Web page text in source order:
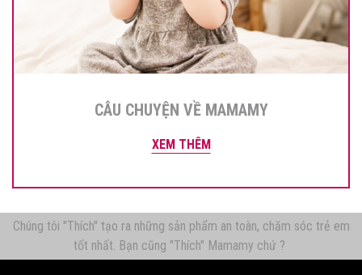
CÂU CHUYỆN VỀ MAMAMY
XEM THÊM
Chúng tôi "Thích" tạo ra những sản phẩm an toàn, chăm sóc trẻ em
tốt nhất. Bạn cũng "Thích" Mamamy chứ ?